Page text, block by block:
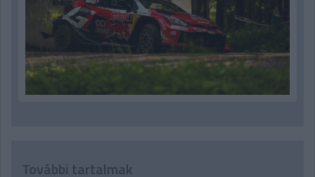
További tartalmak